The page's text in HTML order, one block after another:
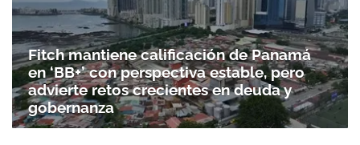
Fitch mantiene calificación de Panamá
en ‘BB+’ con perspectiva estable, pero
advierte retos crecientes en deuda y
gobernanza